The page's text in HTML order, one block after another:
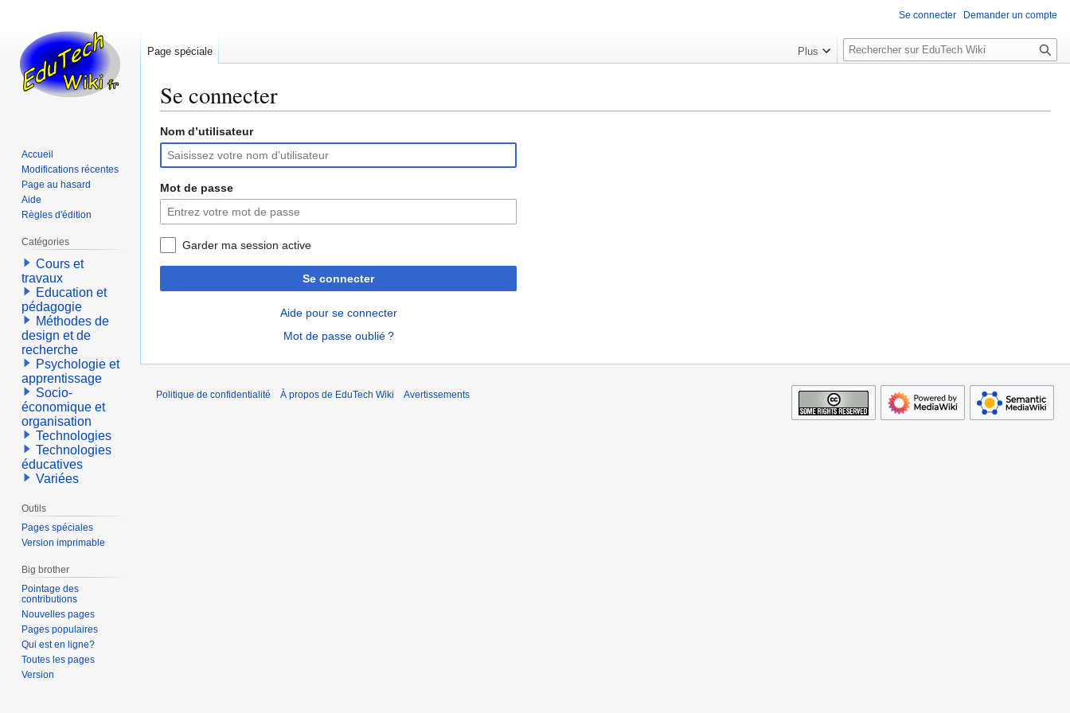
Se connecter
Aller
la
navigation
Aller
la
recherche
Nom d’utilisateur
Mot de passe
Garder ma session active
Se connecter
Aide pour se connecter
Mot de passe oublié ?
Se connecter Demander un compte
Page spéciale Plus
R
e
e
Accueil
Modifications récentes
Page au hasard
Aide
Règles d'édition
Catégories
Cours et
travaux
Education et
pédagogie
Méthodes de
design et de
recherche
Psychologie et
apprentissage
Socio-
économique et
organisation
Technologies
Technologies
éducatives
Variées
Outils
Pages spéciales
Version imprimable
Big brother
Pointage des
contributions
Nouvelles pages
Pages populaires
Qui est en ligne?
Toutes les pages
Version
Politique de confidentialité À propos de EduTech Wiki Avertissements